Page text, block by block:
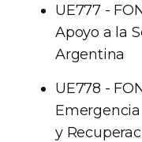
UE777 -
Apoyo a la
Argentina
UE778 -
y